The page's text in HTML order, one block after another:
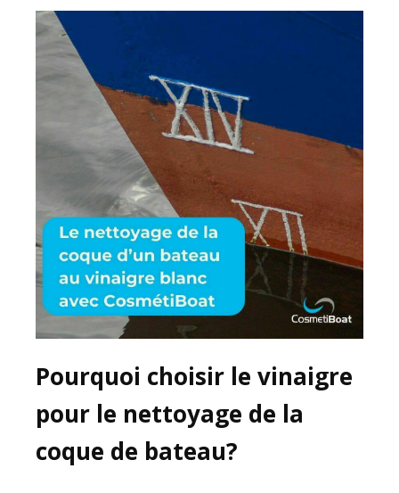
Pourquoi choisir le vinaigre
pour le nettoyage de la
coque de bateau?